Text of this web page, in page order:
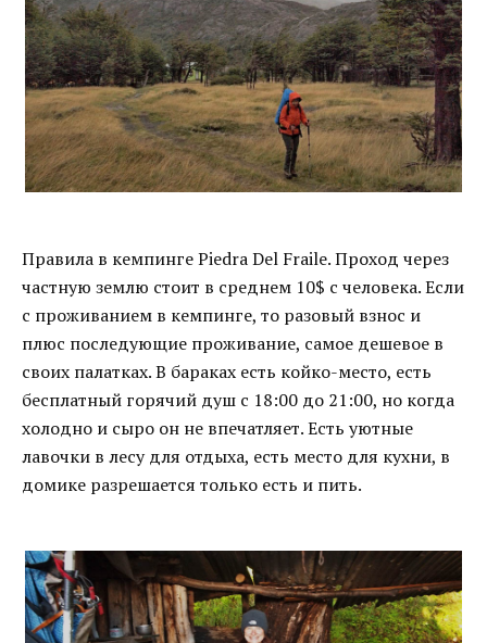
Правила в кемпинге Piedra Del Fraile. Проход через
частную землю стоит в среднем 10$ с человека. Если
с проживанием в кемпинге, то разовый взнос и
плюс последующие проживание, самое дешевое в
своих палатках. В бараках есть койко-место, есть
бесплатный горячий душ с 18:00 до 21:00, но когда
холодно и сыро он не впечатляет. Есть уютные
лавочки в лесу для отдыха, есть место для кухни, в
домике разрешается только есть и пить.